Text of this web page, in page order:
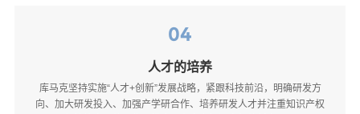
04
人才的培养
库马克坚持实施“人才+创新”发展战略，紧跟科技前沿，明确研发方
向、加大研发投入、加强产学研合作、培养研发人才并注重知识产权